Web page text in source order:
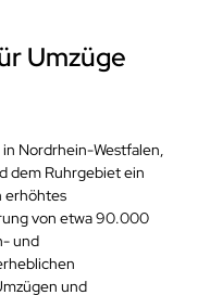
Umzüge
Nordrhein-Westfalen,
dem Ruhrgebiet ein
erhöhtes
von etwa 90.000
und
und